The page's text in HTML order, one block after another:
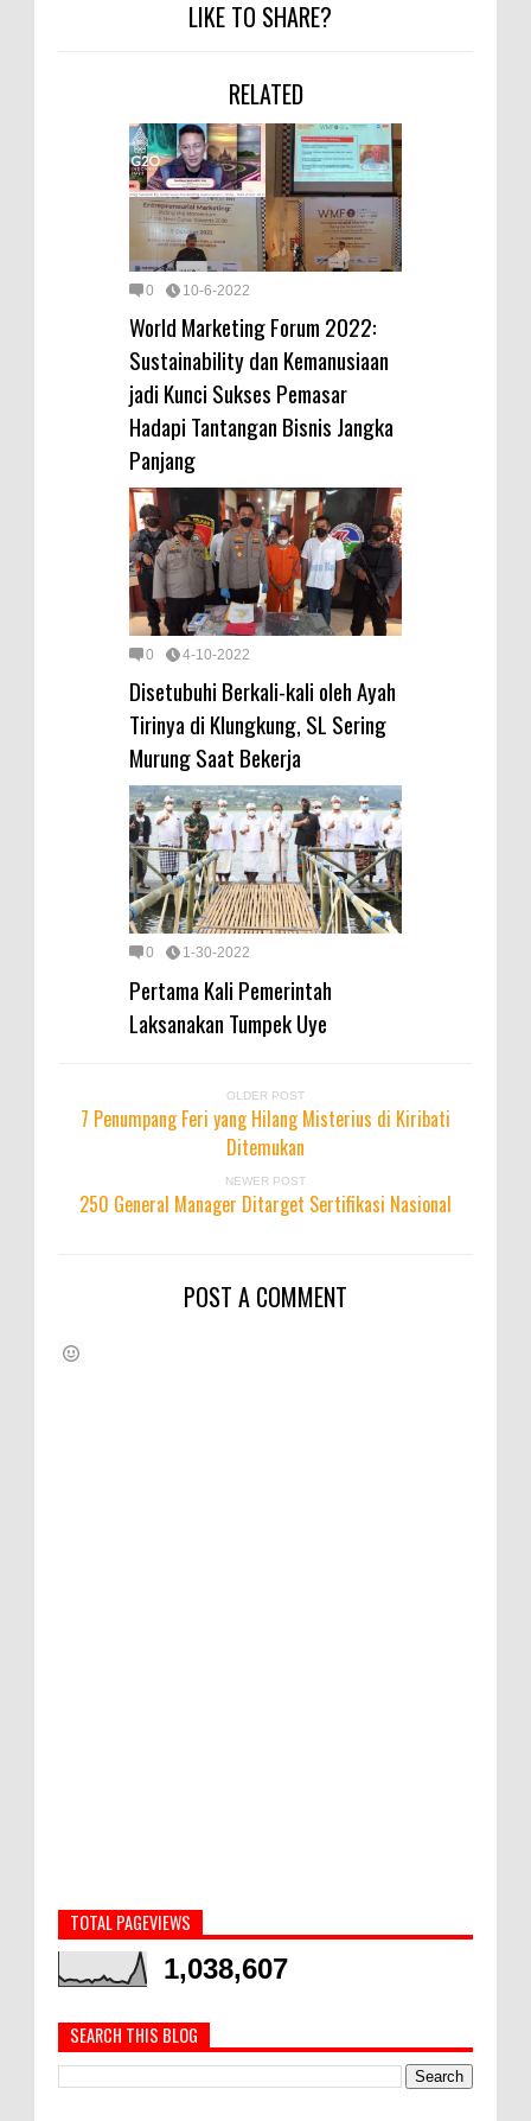
LIKE TO SHARE?
RELATED
0 10-6-2022
World Marketing Forum 2022:
Sustainability dan Kemanusiaan
jadi Kunci Sukses Pemasar
Hadapi Tantangan Bisnis Jangka
Panjang
0 4-10-2022
Disetubuhi Berkali-kali oleh Ayah
Tirinya di Klungkung, SL Sering
Murung Saat Bekerja
0 1-30-2022
Pertama Kali Pemerintah
Laksanakan Tumpek Uye
OLDER POST
7 Penumpang Feri yang Hilang Misterius di Kiribati
Ditemukan
NEWER POST
250 General Manager Ditarget Sertifikasi Nasional
POST A COMMENT
TOTAL PAGEVIEWS
1,038,607
SEARCH THIS BLOG